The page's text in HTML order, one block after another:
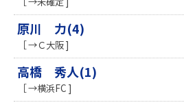
原川 力(4)
［ →Ｃ大阪 ]
高橋 秀人(1)
［ →横浜FC ]